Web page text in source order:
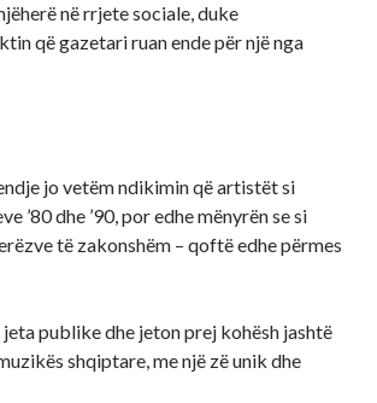
në rrjete sociale, duke
që gazetari ruan ende për një nga
jo vetëm ndikimin që artistët si
’80 dhe ’90, por edhe mënyrën se si
të zakonshëm – qoftë edhe përmes
jeta publike dhe jeton prej kohësh jashtë
shqiptare, me një zë unik dhe